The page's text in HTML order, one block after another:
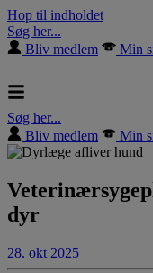
Hop til indholdet
Søg her...
Bliv medlem
Min
Søg her...
Bliv medlem
Min
dyr
28. okt 2025